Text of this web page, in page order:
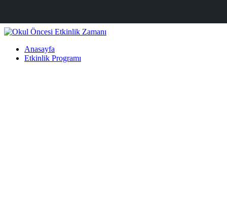
Anasayfa
Etkinlik Programı